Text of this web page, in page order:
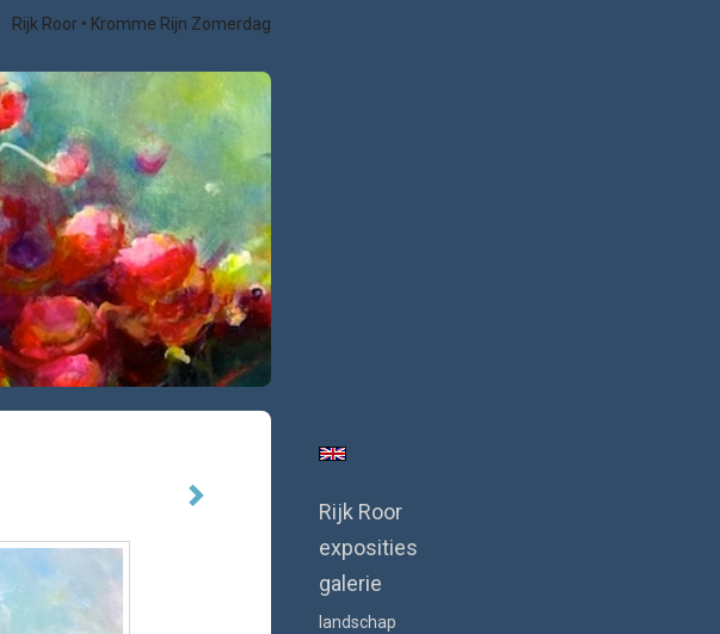
Rijk Roor Kromme Rijn Zomerdag
Rijk Roor
exposities
galerie
landschap